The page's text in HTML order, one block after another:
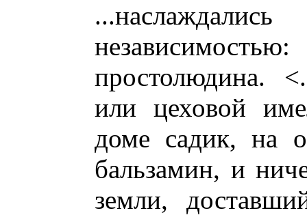
простолюдина.
или цеховой
доме садик, на
бальзамин, и
земли,